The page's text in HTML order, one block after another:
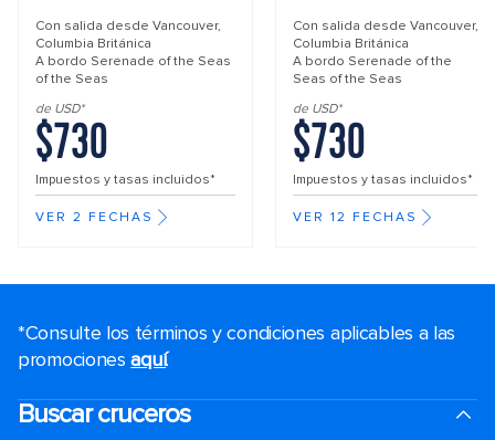
Con salida desde Vancouver,
Columbia Británica
A bordo Serenade of the Seas
of the Seas
de USD*
$730
Impuestos y tasas incluidos*
VER 2 FECHAS
Con salida desde Vancouver,
Columbia Británica
A bordo Serenade of the
Seas of the Seas
de USD*
$730
Impuestos y tasas incluidos*
VER 12 FECHAS
*Consulte los términos y condiciones aplicables a las
promocionesaquí.
Buscar cruceros